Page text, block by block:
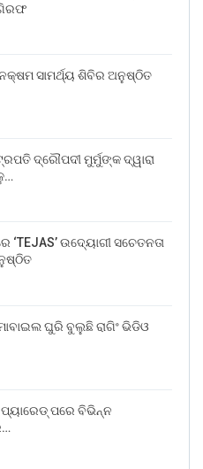
ଗିରଫ
ସାମର୍ଥ୍ୟ ଶିବିର ଅନୁଷ୍ଠିତ
ଦ୍ରୌପଦୀ ମୁର୍ମୁଙ୍କ ଦ୍ୱାରା
‘TEJAS’ ଉଦ୍ୟୋଗୀ ସଚେତନତା
ଘୁରି ବୁଲୁଛି ରାଗିଂ ଭିଡିଓ
ପରେ ବିଭିନ୍ନ